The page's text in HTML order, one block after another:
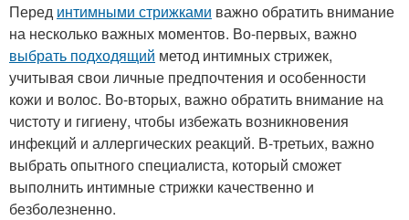
Перед интимными стрижками важно обратить внимание
на несколько важных моментов. Во-первых, важно
выбрать подходящий метод интимных стрижек,
учитывая свои личные предпочтения и особенности
кожи и волос. Во-вторых, важно обратить внимание на
чистоту и гигиену, чтобы избежать возникновения
инфекций и аллергических реакций. В-третьих, важно
выбрать опытного специалиста, который сможет
выполнить интимные стрижки качественно и
безболезненно.